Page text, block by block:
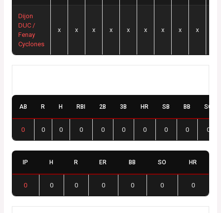
Dijon
DUC /
Fenay
Cyclones
x x x x x x x x x
AB R H RBI 2B 3B HR SB BB SO
0 0 0 0 0 0 0 0 0 0
IP H R ER BB SO HR
0 0 0 0 0 0 0